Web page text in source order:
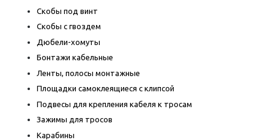
Скобы под винт
Скобы с гвоздем
Дюбели-хомуты
Бонтажи кабельные
Ленты, полосы монтажные
Площадки самоклеящиеся с клипсой
Подвесы для крепления кабеля к тросам
Зажимы для тросов
Карабины